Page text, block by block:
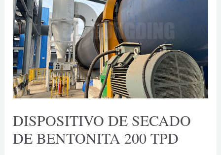
DISPOSITIVO DE SECADO
DE BENTONITA 200 TPD